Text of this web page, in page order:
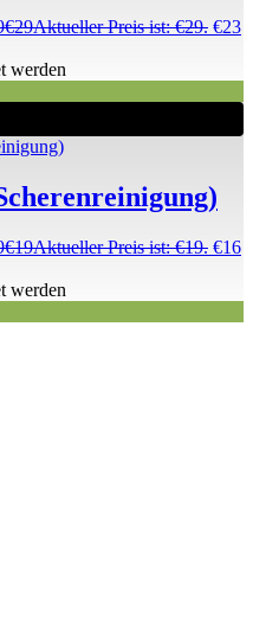
€29Aktueller Preis ist: €29. €23
werden
€19Aktueller Preis ist: €19. €16
werden